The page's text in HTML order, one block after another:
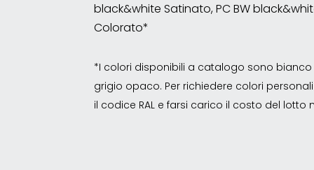
black&white Satinato, PC BW
Colorato*
*I colori disponibili a catalogo sono
grigio opaco. Per richiedere colori
il codice RAL e farsi carico il costo del